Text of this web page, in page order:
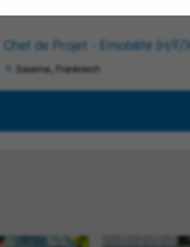
Chef de Projet - Emobilité (H/F/X)
Saverne, Frankreich